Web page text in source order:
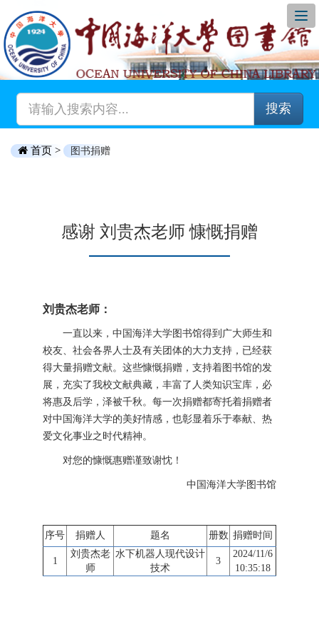
搜索
首页 > 图书捐赠
感谢 刘贵杰老师 慷慨捐赠
刘贵杰老师：
一直以来，中国海洋大学图书馆得到广大师生和
校友、社会各界人士及有关团体的大力支持，已经获
得大量捐赠文献。这些慷慨捐赠，支持着图书馆的发
展，充实了我校文献典藏，丰富了人类知识宝库，必
将惠及后学，泽被千秋。每一次捐赠都寄托着捐赠者
对中国海洋大学的美好情感，也彰显着乐于奉献、热
爱文化事业之时代精神。
对您的慷慨惠赠谨致谢忱！
中国海洋大学图书馆
序号 捐赠人 题名 册数 捐赠时间
1
刘贵杰老
师
水下机器人现代设计
技术
3
2024/11/6
10:35:18